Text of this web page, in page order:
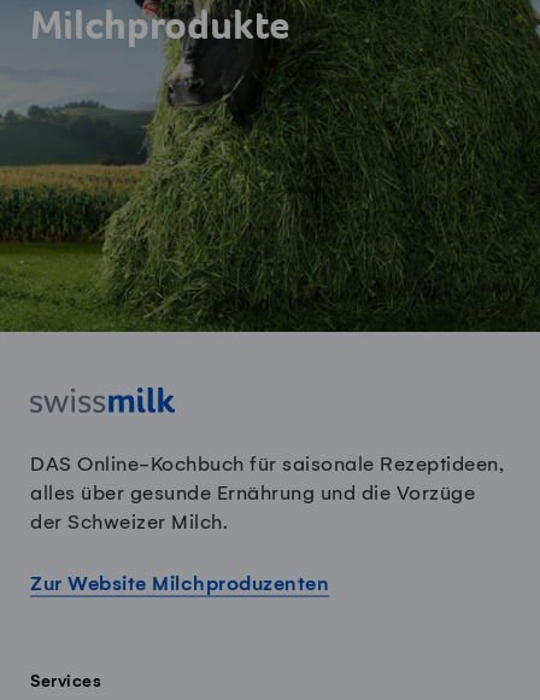
Milchprodukte
DAS Online-Kochbuch für saisonale Rezeptideen,
alles über gesunde Ernährung und die Vorzüge
der Schweizer Milch.
Zur Website Milchproduzenten
Services